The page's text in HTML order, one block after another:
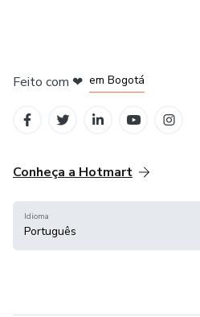
Feito com ❤ em Bogotá
Conheça a Hotmart
Idioma
Português